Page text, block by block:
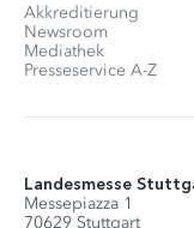
Akkreditierung
Newsroom
Mediathek
Presseservice A-Z
Landesmesse
Messepiazza 1
70629 Stuttgart